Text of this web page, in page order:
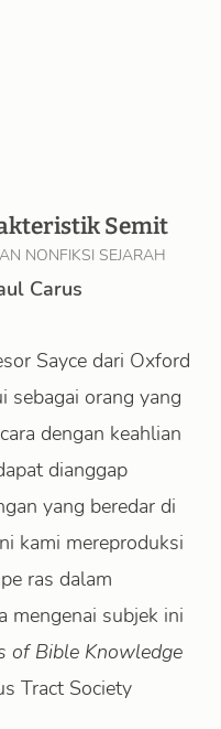
Semit
NONFIKSI SEJARAH
Carus
Sayce dari Oxford
sebagai orang yang
dengan keahlian
dianggap
yang beredar di
kami mereproduksi
ras dalam
mengenai subjek ini
of Bible Knowledge
Tract Society